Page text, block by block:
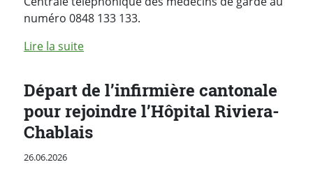
numéro 0848 133 133.
Lire la suitede l'article "Levée des plans canicule pour
Départ de l’infirmière cantonale
pour rejoindre l’Hôpital Riviera-
Chablais
Publié le
26.06.2026